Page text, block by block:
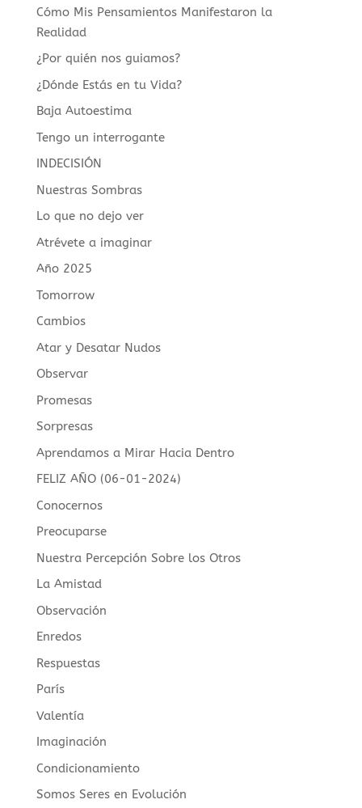
Cómo Mis Pensamientos Manifestaron la
Realidad
¿Por quién nos guiamos?
¿Dónde Estás en tu Vida?
Baja Autoestima
Tengo un interrogante
INDECISIÓN
Nuestras Sombras
Lo que no dejo ver
Atrévete a imaginar
Año 2025
Tomorrow
Cambios
Atar y Desatar Nudos
Observar
Promesas
Sorpresas
Aprendamos a Mirar Hacia Dentro
FELIZ AÑO (06-01-2024)
Conocernos
Preocuparse
Nuestra Percepción Sobre los Otros
La Amistad
Observación
Enredos
Respuestas
París
Valentía
Imaginación
Condicionamiento
Somos Seres en Evolución